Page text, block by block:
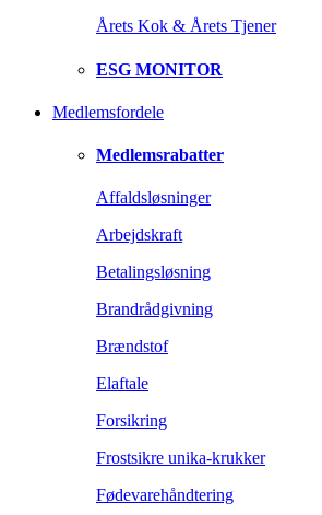
Årets Kok & Årets Tjener
ESG MONITOR
Medlemsfordele
Medlemsrabatter
Affaldsløsninger
Arbejdskraft
Betalingsløsning
Brandrådgivning
Brændstof
Elaftale
Forsikring
Frostsikre unika-krukker
Fødevarehåndtering